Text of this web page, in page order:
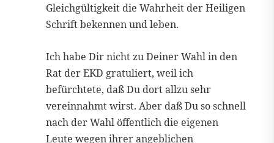
Gleichgültigkeit die Wahrheit der Heiligen
Schrift bekennen und leben.
Ich habe Dir nicht zu Deiner Wahl in den
Rat der EKD gratuliert, weil ich
befürchtete, daß Du dort allzu sehr
vereinnahmt wirst. Aber daß Du so schnell
nach der Wahl öffentlich die eigenen
Leute wegen ihrer angeblichen